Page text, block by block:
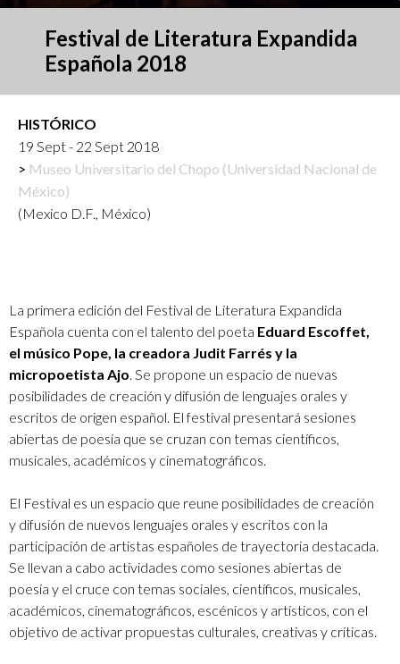
Festival de Literatura Expandida
Española 2018
HISTÓRICO
19 Sept - 22 Sept 2018
Museo Universitario del Chopo (Universidad Nacional de
México)
(Mexico D.F., México)
La primera edición del Festival de Literatura Expandida
Española cuenta con el talento del poeta Eduard Escoffet,
el músico Pope, la creadora Judit Farrés y la
micropoetista Ajo . Se propone un espacio de nuevas
posibilidades de creación y difusión de lenguajes orales y
escritos de origen español. El festival presentará sesiones
abiertas de poesía que se cruzan con temas científicos,
musicales, académicos y cinematográficos.
El Festival es un espacio que reune posibilidades de creación
y difusión de nuevos lenguajes orales y escritos con la
participación de artistas españoles de trayectoria destacada.
Se llevan a cabo actividades como sesiones abiertas de
poesía y el cruce con temas sociales, científicos, musicales,
académicos, cinematográficos, escénicos y artísticos, con el
objetivo de activar propuestas culturales, creativas y críticas.